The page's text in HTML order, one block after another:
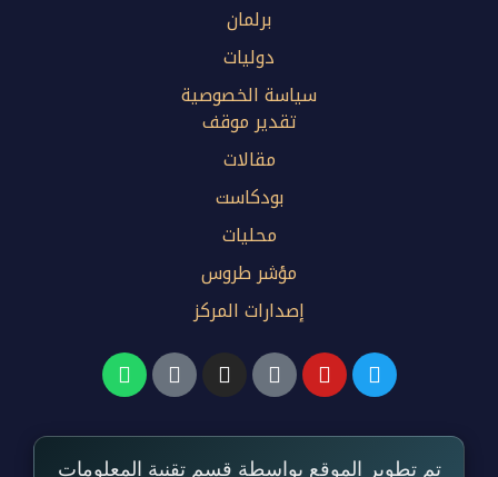
برلمان
دوليات
سياسة الخصوصية
تقدير موقف
مقالات
بودكاست
محليات
مؤشر طروس
إصدارات المركز
تم تطوير الموقع بواسطة قسم تقنية المعلومات